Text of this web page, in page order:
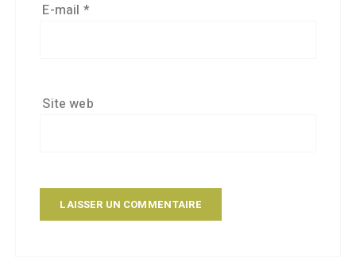
E-mail *
Site web